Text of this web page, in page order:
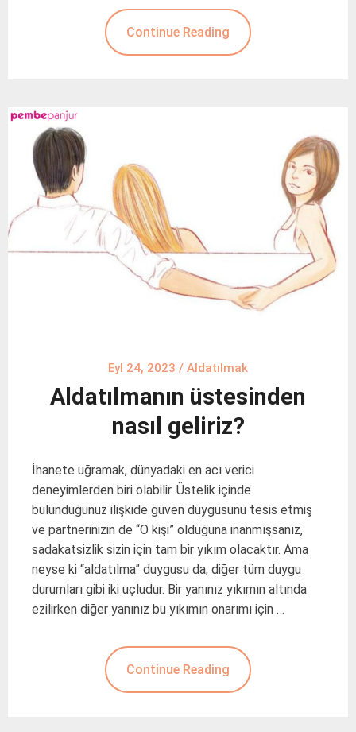
Continue Reading
Eyl 24, 2023 / Aldatılmak
Aldatılmanın üstesinden
nasıl geliriz?
İhanete uğramak, dünyadaki en acı verici
deneyimlerden biri olabilir. Üstelik içinde
bulunduğunuz ilişkide güven duygusunu tesis etmiş
ve partnerinizin de “O kişi” olduğuna inanmışsanız,
sadakatsizlik sizin için tam bir yıkım olacaktır. Ama
neyse ki “aldatılma” duygusu da, diğer tüm duygu
durumları gibi iki uçludur. Bir yanınız yıkımın altında
ezilirken diğer yanınız bu yıkımın onarımı için …
Continue Reading